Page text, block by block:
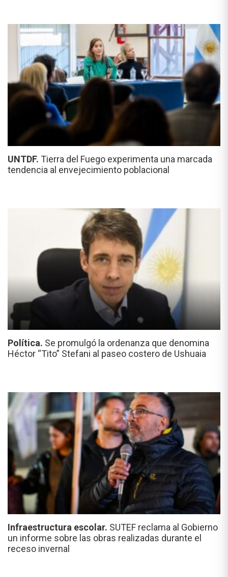
UNTDF. Tierra del Fuego experimenta una marcada
tendencia al envejecimiento poblacional
Política. Se promulgó la ordenanza que denomina
Héctor “Tito” Stefani al paseo costero de Ushuaia
Infraestructura escolar. SUTEF reclama al Gobierno
un informe sobre las obras realizadas durante el
receso invernal